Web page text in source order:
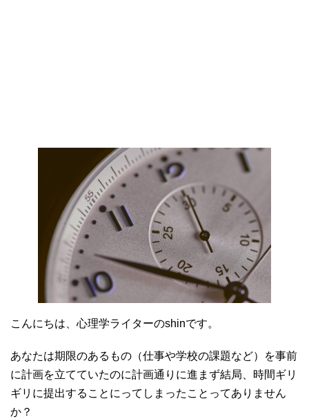
こんにちは、心理学ライターのshinです。
あなたは期限のあるもの（仕事や学校の課題など）を事前
に計画を立てていたのに計画通りに進まず結局、時間ギリ
ギリに提出することにってしまったことってありません
か？